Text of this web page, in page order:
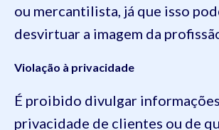
ou mercantilista, já que isso
desvirtuar a imagem da
Violação à privacidade
É proibido divulgar
privacidade de clientes ou de